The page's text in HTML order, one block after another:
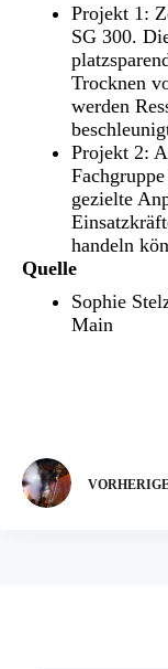
Projekt 1:
SG 300.
Trocknen
werden
Projekt 2:
gezielte
handeln
Quelle
Sophie
Main